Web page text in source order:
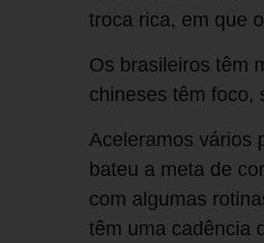
troca rica, em que
Os brasileiros têm
chineses têm foco,
Aceleramos vários
bateu a meta de
com algumas
têm uma cadência